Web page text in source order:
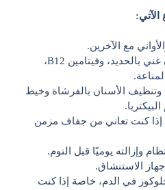
الآتي:
مع الآخرين.
اتباع نظام غذائي متوازن غني بالحديد، وفيتامين B12،
وتنظيف الأسنان بالفرشاة وخيط
إذا كنت تعاني من جفاف مزمن
وإزالته يوميًا قبل النوم.
الاستنشاق.
في الدم، خاصة إذا كنت